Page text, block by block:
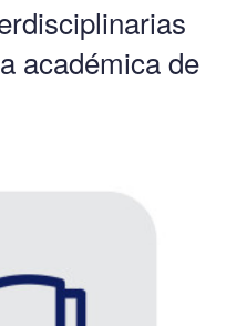
académica de